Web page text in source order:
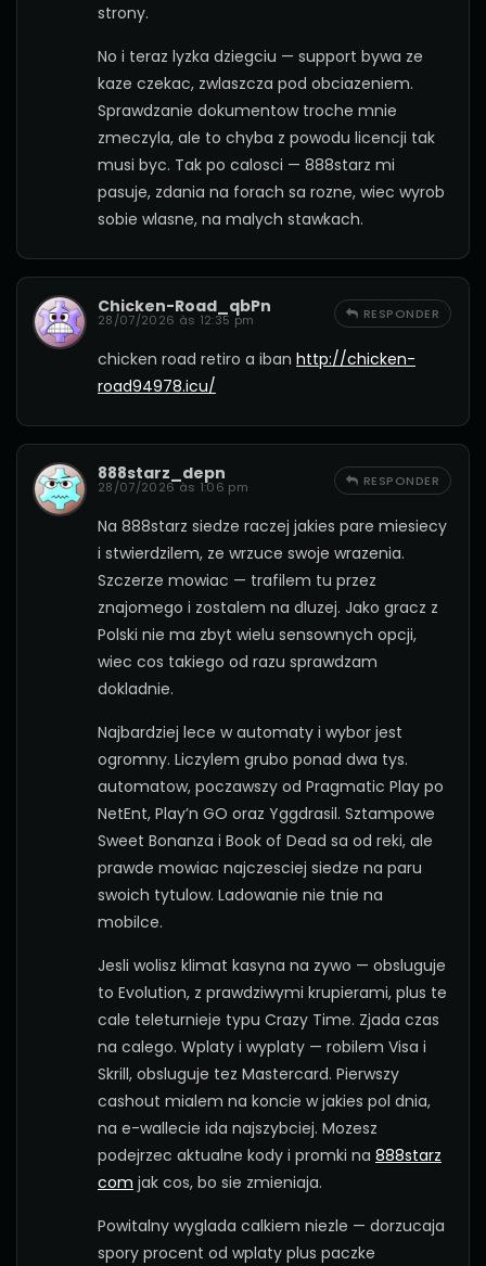
strony.
No i teraz lyzka dziegciu — support bywa ze
kaze czekac, zwlaszcza pod obciazeniem.
Sprawdzanie dokumentow troche mnie
zmeczyla, ale to chyba z powodu licencji tak
musi byc. Tak po calosci — 888starz mi
pasuje, zdania na forach sa rozne, wiec wyrob
sobie wlasne, na malych stawkach.
Chicken-Road_qbPn
28/07/2026 às 12:35 pm
chicken road retiro a iban http://chicken-
road94978.icu/
RESPONDER
888starz_depn
28/07/2026 às 1:06 pm
Na 888starz siedze raczej jakies pare miesiecy
i stwierdzilem, ze wrzuce swoje wrazenia.
Szczerze mowiac — trafilem tu przez
znajomego i zostalem na dluzej. Jako gracz z
Polski nie ma zbyt wielu sensownych opcji,
wiec cos takiego od razu sprawdzam
dokladnie.
Najbardziej lece w automaty i wybor jest
ogromny. Liczylem grubo ponad dwa tys.
automatow, poczawszy od Pragmatic Play po
NetEnt, Play’n GO oraz Yggdrasil. Sztampowe
Sweet Bonanza i Book of Dead sa od reki, ale
prawde mowiac najczesciej siedze na paru
swoich tytulow. Ladowanie nie tnie na
mobilce.
Jesli wolisz klimat kasyna na zywo — obsluguje
to Evolution, z prawdziwymi krupierami, plus te
cale teleturnieje typu Crazy Time. Zjada czas
na calego. Wplaty i wyplaty — robilem Visa i
Skrill, obsluguje tez Mastercard. Pierwszy
cashout mialem na koncie w jakies pol dnia,
na e-wallecie ida najszybciej. Mozesz
podejrzec aktualne kody i promki na 888starz
com jak cos, bo sie zmieniaja.
Powitalny wyglada calkiem niezle — dorzucaja
spory procent od wplaty plus paczke
RESPONDER